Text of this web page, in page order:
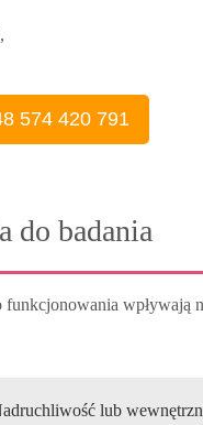
574 420 791
do badania
wpływają
lub